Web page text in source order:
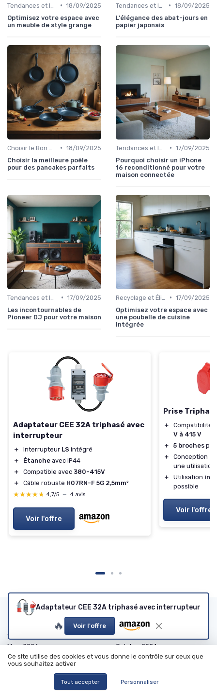
• 18/09/2025
Optimisez votre espace avec
un meuble de style grange
• 18/09/2025
L'élégance des abat-jours en
papier japonais
• 18/09/2025
Choisir la meilleure poêle
pour des pancakes parfaits
• 17/09/2025
Pourquoi choisir un iPhone
16 reconditionné pour votre
maison connectée
• 17/09/2025
Les incontournables de
Pioneer DJ pour votre maison
• 17/09/2025
Optimisez votre espace avec
une poubelle de cuisine
intégrée
Adaptateur CEE 32A triphasé avec
interrupteur
＋ Interrupteur LS intégré
＋
Étanche avec IP44
＋
Compatible avec 380-415V
＋
Câble robuste H07RN-F 5G 2,5mm²
★★★★★
★★★★★ 4,7/5 — 4 avis
Voir l'offre
Prise
＋
Compatibilité
V à 415 V
＋
5 broches
＋
Conception
une
＋
Utilisation
possible
Voir l'offre
Adaptateur CEE 32A triphasé avec interrupteur
🔥 Voir l'offre
Les articles par date
Janvier 2024
Février 2024
Mars 2024
Octobre 2024
Novembre 2024
Décembre 2024
Avril 2025
Ce site utilise des cookies et vous donne le contrôle sur ceux que
vous souhaitez activer
Tout accepter Personnaliser